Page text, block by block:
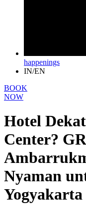
happenings
IN/EN
BOOK
NOW
Hotel
Center?
Nyaman
Yogyakarta